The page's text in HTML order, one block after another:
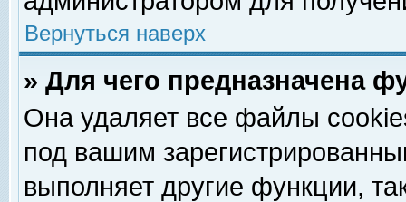
Вернуться наверх
» Для чего предназначена
Она удаляет все файлы
под вашим
выполняет другие функции,